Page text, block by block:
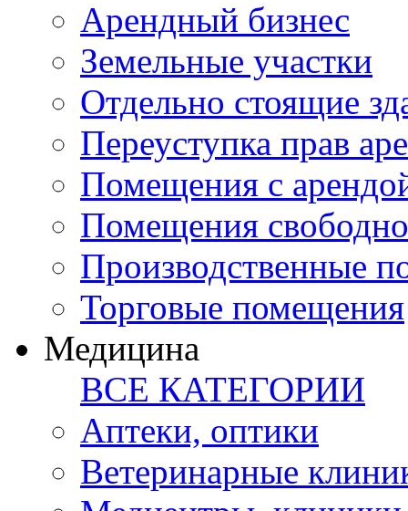
Арендный бизнес
Земельные участки
Отдельно стоящие
Переуступка прав
Помещения с
Помещения
Производственные
Торговые помещения
Медицина
ВСЕ КАТЕГОРИИ
Аптеки, оптики
Ветеринарные